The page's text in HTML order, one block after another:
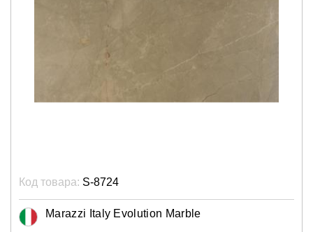
Код товара: S-8724
Marazzi Italy Evolution Marble